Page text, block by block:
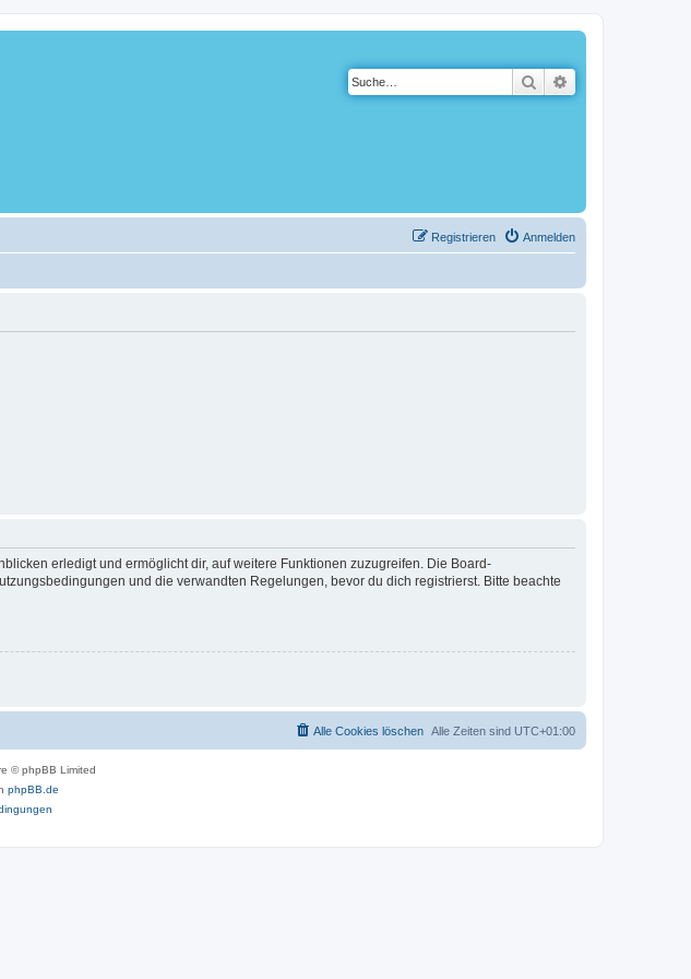
Suche
Anmelden
Registrieren
erledigt und ermöglicht dir, auf weitere Funktionen zuzugreifen. Die Board-
und die verwandten Regelungen, bevor du dich registrierst. Bitte beachte
Alle Zeiten sind UTC+01:00
Alle Cookies löschen
© phpBB Limited
phpBB.de